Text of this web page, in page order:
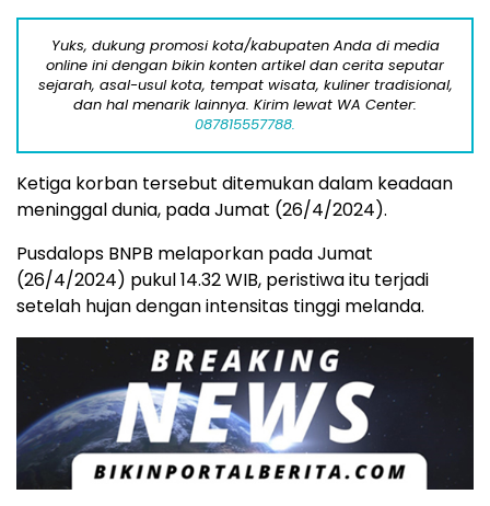
Yuks, dukung promosi kota/kabupaten Anda di media
online ini dengan bikin konten artikel dan cerita seputar
sejarah, asal-usul kota, tempat wisata, kuliner tradisional,
dan hal menarik lainnya. Kirim lewat WA Center:
087815557788.
Ketiga korban tersebut ditemukan dalam keadaan
meninggal dunia, pada Jumat (26/4/2024).
Pusdalops BNPB melaporkan pada Jumat
(26/4/2024) pukul 14.32 WIB, peristiwa itu terjadi
setelah hujan dengan intensitas tinggi melanda.